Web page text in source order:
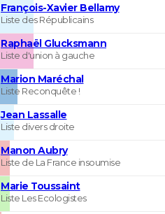
François-Xavier Bellamy
Liste des Républicains
Raphaël Glucksmann
Liste d'union à gauche
Marion Maréchal
Liste Reconquête !
Jean Lassalle
Liste divers droite
Manon Aubry
Liste de La France insoumise
Marie Toussaint
Liste Les Ecologistes